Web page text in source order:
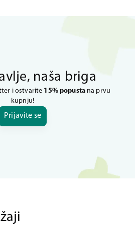
naša briga
i ostvarite 15% popustana prvu
kupnju!
Prijavite se